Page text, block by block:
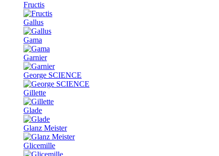
Fructis
Gallus
Gama
Garnier
George SCIENCE
Gillette
Glade
Glanz Meister
Glicemille